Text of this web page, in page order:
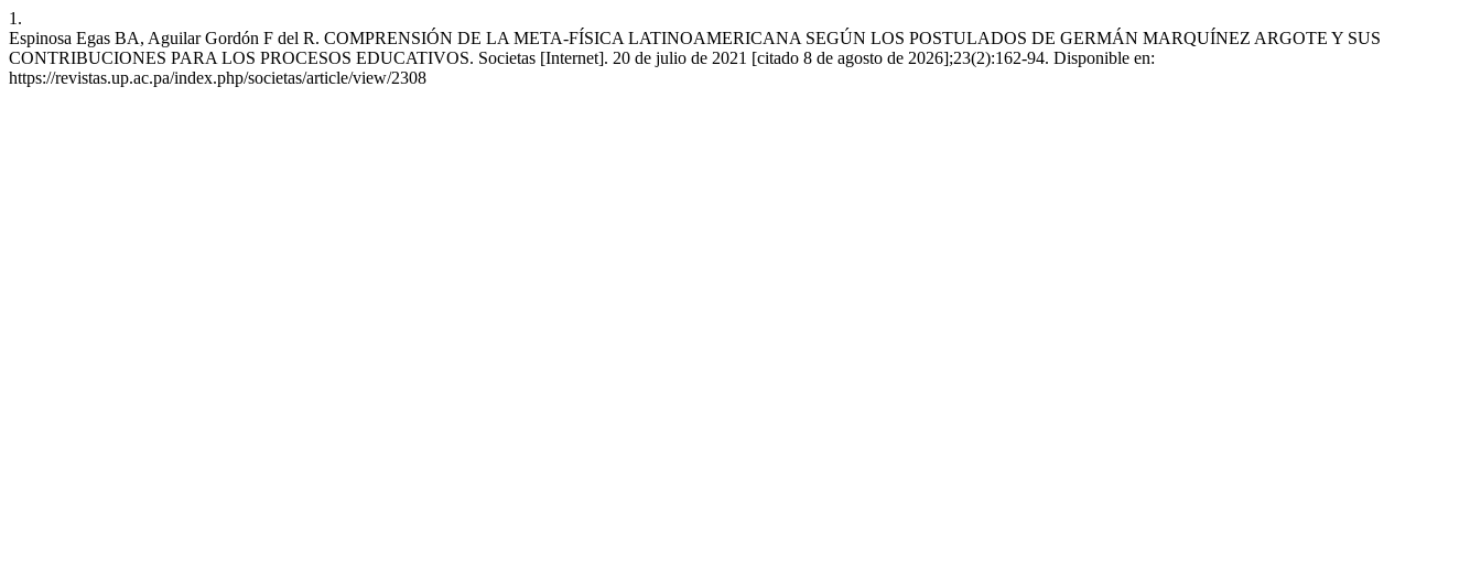
1.
Espinosa Egas BA, Aguilar Gordón F del R. COMPRENSIÓN DE LA META-FÍSICA LATINOAMERICANA SEGÚN LOS POSTULADOS DE GERMÁN MARQUÍNEZ ARGOTE Y SUS
CONTRIBUCIONES PARA LOS PROCESOS EDUCATIVOS. Societas [Internet]. 20 de julio de 2021 [citado 8 de agosto de 2026];23(2):162-94. Disponible en:
https://revistas.up.ac.pa/index.php/societas/article/view/2308